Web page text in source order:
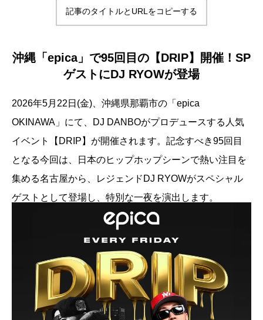
記事のタイトルとURLをコピーする
沖縄「epica」で95回目の【DRIP】開催！SP
ゲストにDJ RYOWが登場
2026年5月22日(金)、沖縄県那覇市の「epica
OKINAWA」にて、DJ DANBOがプロデュースする人気
イベント【DRIP】が開催されます。記念すべき95回目
となる今回は、日本のヒップホップシーンで熱い注目を
集める名古屋から、レジェンドDJ RYOWがスペシャル
ゲストとして登場し、特別な一夜を演出します。